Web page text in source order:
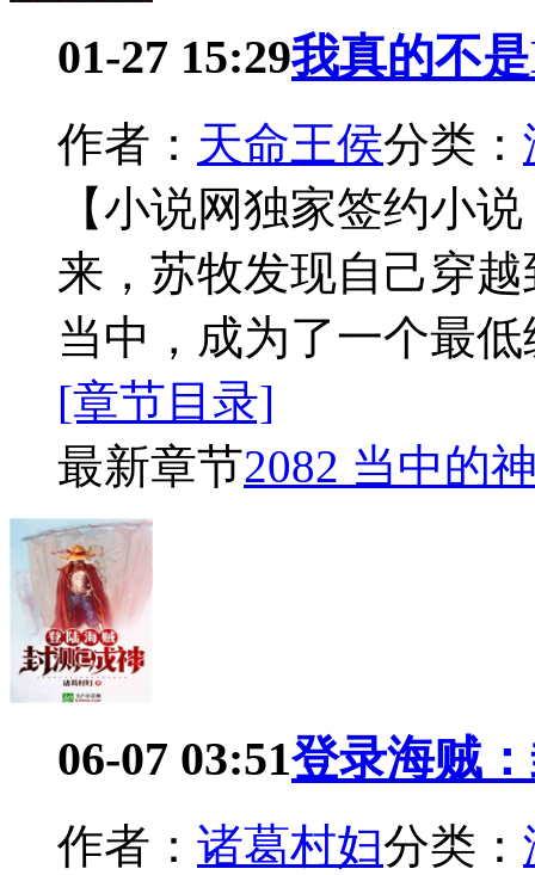
01-27 15:29我真的不
作者： 天命王侯分类：
【小说网独家签约小
来，苏牧发现自己穿
当中，成为了一个最
[章节目录]
最新章节2082 当中的
06-07 03:51登录海贼
作者： 诸葛村妇分类：